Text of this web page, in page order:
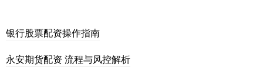
银行股票配资操作指南
永安期货配资 流程与风控解析